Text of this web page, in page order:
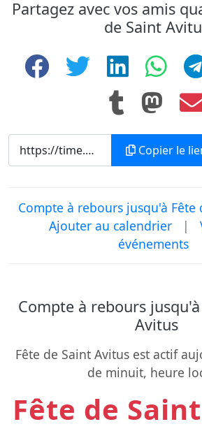
Partagez avec vos amis
de Saint
Copier le
Compte à rebours jusqu'à Fête
Ajouter au calendrier
|
événements
Compte à rebours
Avitus
Fête de Saint Avitus est actif
de minuit, heure
Fête de